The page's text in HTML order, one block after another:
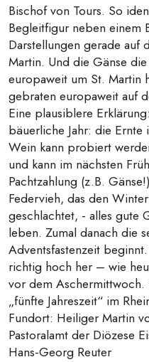
Bischof von Tours. So
Begleitfigur neben einem
Darstellungen gerade auf
Martin. Und die Gänse
europaweit um St. Martin
gebraten europaweit auf
Eine plausiblere
bäuerliche Jahr: die
Wein kann probiert
und kann im nächsten
Pachtzahlung (z.B.
Federvieh, das den
geschlachtet, - alles gute
leben. Zumal danach die
Adventsfastenzeit
richtig hoch her – wie
vor dem
„fünfte Jahreszeit“ im
Fundort: Heiliger Martin
Pastoralamt der Diözese
Hans-Georg Reuter